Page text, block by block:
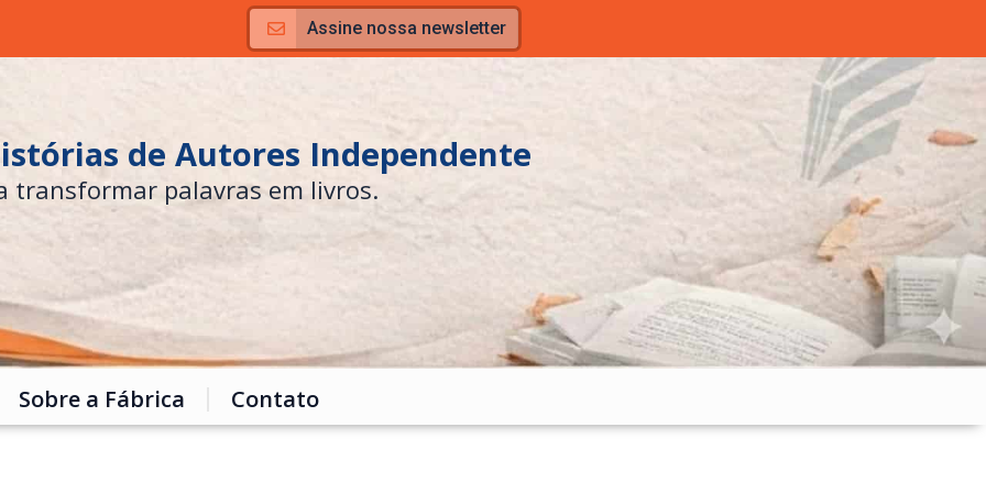
Assine nossa newsletter
de Autores Independente
transformar palavras em livros.
Sobre a Fábrica Contato